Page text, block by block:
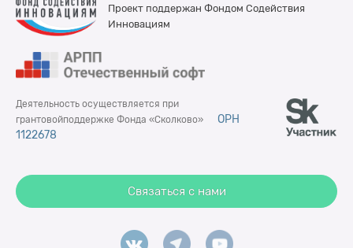
Проект поддержан Фондом Содействия
Инновациям
Деятельность осуществляется при
грантовойподдержке Фонда «Сколково»
ОРН
1122678
Связаться с нами